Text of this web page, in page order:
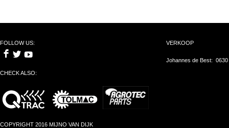
FOLLOW US:
CHECK ALSO:
COPYRIGHT 2016 MIJNO VAN DIJK
VERKOOP
Johannes de Best: 0630